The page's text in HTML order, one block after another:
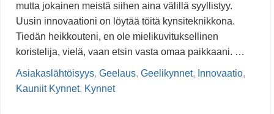
mutta jokainen meistä siihen aina välillä syyllistyy.
Uusin innovaationi on löytää töitä kynsiteknikkona.
Tiedän heikkouteni, en ole mielikuvituksellinen
koristelija, vielä, vaan etsin vasta omaa paikkaani. …
Asiakaslähtöisyys, Geelaus, Geelikynnet, Innovaatio,
Kauniit Kynnet, Kynnet